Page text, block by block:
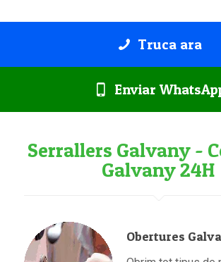
Truca ara
Enviar
Serrallers Galvany -
Galvany 24H
Obertures